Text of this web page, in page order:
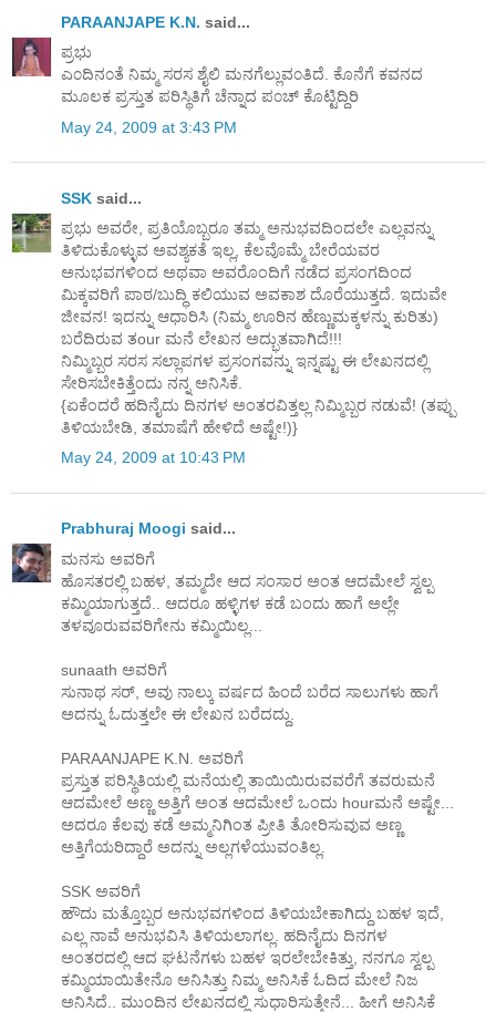
PARAANJAPE K.N. said...
ಪ್ರಭು
ಎ೦ದಿನ೦ತೆ ನಿಮ್ಮ ಸರಸ ಶೈಲಿ ಮನಗೆಲ್ಲುವ೦ತಿದೆ. ಕೊನೆಗೆ ಕವನದ
ಮೂಲಕ ಪ್ರಸ್ತುತ ಪರಿಸ್ಥಿತಿಗೆ ಚೆನ್ನಾದ ಪ೦ಚ್ ಕೊಟ್ಟಿದ್ದಿರಿ
May 24, 2009 at 3:43 PM
SSK said...
ಪ್ರಭು ಅವರೇ, ಪ್ರತಿಯೊಬ್ಬರೂ ತಮ್ಮ ಅನುಭವದಿಂದಲೇ ಎಲ್ಲವನ್ನು
ತಿಳಿದುಕೊಳ್ಳುವ ಅವಶ್ಯಕತೆ ಇಲ್ಲ, ಕೆಲವೊಮ್ಮೆ ಬೇರೆಯವರ
ಅನುಭವಗಳಿಂದ ಅಥವಾ ಅವರೊಂದಿಗೆ ನಡೆದ ಪ್ರಸಂಗದಿಂದ
ಮಿಕ್ಕವರಿಗೆ ಪಾಠ/ಬುದ್ಧಿ ಕಲಿಯುವ ಅವಕಾಶ ದೊರೆಯುತ್ತದೆ. ಇದುವೇ
ಜೀವನ! ಇದನ್ನು ಆಧಾರಿಸಿ (ನಿಮ್ಮ ಊರಿನ ಹೆಣ್ಣುಮಕ್ಕಳನ್ನು ಕುರಿತು)
ಬರೆದಿರುವ ತour ಮನೆ ಲೇಖನ ಅದ್ಭುತವಾಗಿದೆ!!!
ನಿಮ್ಮಿಬ್ಬರ ಸರಸ ಸಲ್ಲಾಪಗಳ ಪ್ರಸಂಗವನ್ನು ಇನ್ನಷ್ಟು ಈ ಲೇಖನದಲ್ಲಿ
ಸೇರಿಸಬೇಕಿತ್ತೆಂದು ನನ್ನ ಅನಿಸಿಕೆ.
{ಏಕೆಂದರೆ ಹದಿನೈದು ದಿನಗಳ ಅಂತರವಿತ್ತಲ್ಲ ನಿಮ್ಮಿಬ್ಬರ ನಡುವೆ! (ತಪ್ಪು
ತಿಳಿಯಬೇಡಿ, ತಮಾಷೆಗೆ ಹೇಳಿದೆ ಅಷ್ಟೇ!)}
May 24, 2009 at 10:43 PM
Prabhuraj Moogi said...
ಮನಸು ಅವರಿಗೆ
ಹೊಸತರಲ್ಲಿ ಬಹಳ, ತಮ್ಮದೇ ಆದ ಸಂಸಾರ ಅಂತ ಆದಮೇಲೆ ಸ್ವಲ್ಪ
ಕಮ್ಮಿಯಾಗುತ್ತದೆ.. ಆದರೂ ಹಳ್ಳಿಗಳ ಕಡೆ ಬಂದು ಹಾಗೆ ಅಲ್ಲೇ
ತಳವೂರುವವರಿಗೇನು ಕಮ್ಮಿಯಿಲ್ಲ...
sunaath ಅವರಿಗೆ
ಸುನಾಥ ಸರ್, ಅವು ನಾಲ್ಕು ವರ್ಷದ ಹಿಂದೆ ಬರೆದ ಸಾಲುಗಳು ಹಾಗೆ
ಅದನ್ನು ಓದುತ್ತಲೇ ಈ ಲೇಖನ ಬರೆದದ್ದು.
PARAANJAPE K.N. ಅವರಿಗೆ
ಪ್ರಸ್ತುತ ಪರಿಸ್ಥಿತಿಯಲ್ಲಿ ಮನೆಯಲ್ಲಿ ತಾಯಿಯಿರುವವರೆಗೆ ತವರುಮನೆ
ಆದಮೇಲೆ ಅಣ್ಣ ಅತ್ತಿಗೆ ಅಂತ ಆದಮೇಲೆ ಒಂದು hourಮನೆ ಅಷ್ಟೇ...
ಅದರೂ ಕೆಲವು ಕಡೆ ಅಮ್ಮನಿಗಿಂತ ಪ್ರೀತಿ ತೋರಿಸುವುವ ಅಣ್ಣ
ಅತ್ತಿಗೆಯರಿದ್ದಾರೆ ಅದನ್ನು ಅಲ್ಲಗಳೆಯುವಂತಿಲ್ಲ.
SSK ಅವರಿಗೆ
ಹೌದು ಮತ್ತೊಬ್ಬರ ಅನುಭವಗಳಿಂದ ತಿಳಿಯಬೇಕಾಗಿದ್ದು ಬಹಳ ಇದೆ,
ಎಲ್ಲ ನಾವೆ ಅನುಭವಿಸಿ ತಿಳಿಯಲಾಗಲ್ಲ. ಹದಿನೈದು ದಿನಗಳ
ಅಂತರದಲ್ಲಿ ಆದ ಘಟನೆಗಳು ಬಹಳ ಇರಲೇಬೇಕಿತ್ತು, ನನಗೂ ಸ್ವಲ್ಪ
ಕಮ್ಮಿಯಾಯಿತೇನೊ ಅನಿಸಿತ್ತು ನಿಮ್ಮ ಅನಿಸಿಕೆ ಓದಿದ ಮೇಲೆ ನಿಜ
ಅನಿಸಿದೆ.. ಮುಂದಿನ ಲೇಖನದಲ್ಲಿ ಸುಧಾರಿಸುತ್ತೇನೆ... ಹೀಗೆ ಅನಿಸಿಕೆ